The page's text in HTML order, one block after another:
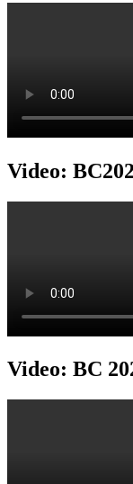
Video:
Video: BC